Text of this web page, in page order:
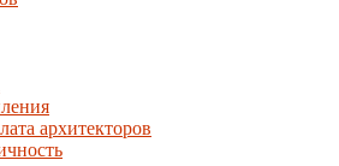
архитекторов